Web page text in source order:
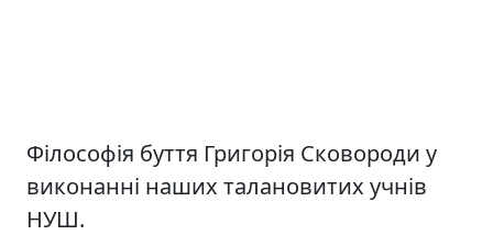
Філософія буття Григорія Сковороди у
виконанні наших талановитих учнів
НУШ.